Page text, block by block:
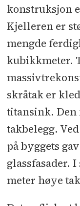
og
og Beslag:
Castor
og
konstruksjon
Kjelleren er
mengde
kubikkmeter.
skråtak er
titansink. Den
takbelegg.
på byggets
glassfasader.
meter høye